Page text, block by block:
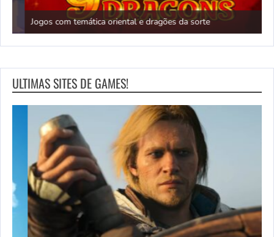
Jogos com temática oriental e dragões da sorte
ULTIMAS SITES DE GAMES!